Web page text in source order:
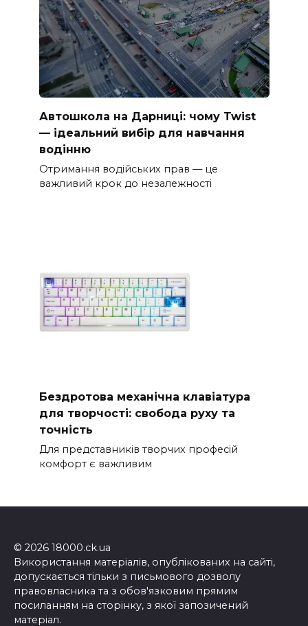
Автошкола на Дарниці: чому Twist
— ідеальний вибір для навчання
водінню
Отримання водійських прав — це
важливий крок до незалежності
Бездротова механічна клавіатура
для творчості: свобода руху та
точність
Для представників творчих професій
комфорт є важливим
© 2026 18000.ck.ua
Використання матеріалів, опублікованих на сайті,
допускається тільки з письмового дозволу
правовласника та з обов'язковим прямим
посиланням на сторінку, з якої запозичений
матеріал.